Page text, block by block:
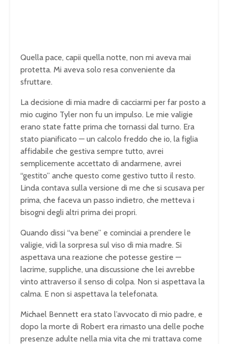
Quella pace, capii quella notte, non mi aveva mai
protetta. Mi aveva solo resa conveniente da
sfruttare.
La decisione di mia madre di cacciarmi per far posto a
mio cugino Tyler non fu un impulso. Le mie valigie
erano state fatte prima che tornassi dal turno. Era
stato pianificato — un calcolo freddo che io, la figlia
affidabile che gestiva sempre tutto, avrei
semplicemente accettato di andarmene, avrei
“gestito” anche questo come gestivo tutto il resto.
Linda contava sulla versione di me che si scusava per
prima, che faceva un passo indietro, che metteva i
bisogni degli altri prima dei propri.
Quando dissi “va bene” e cominciai a prendere le
valigie, vidi la sorpresa sul viso di mia madre. Si
aspettava una reazione che potesse gestire —
lacrime, suppliche, una discussione che lei avrebbe
vinto attraverso il senso di colpa. Non si aspettava la
calma. E non si aspettava la telefonata.
Michael Bennett era stato l’avvocato di mio padre, e
dopo la morte di Robert era rimasto una delle poche
presenze adulte nella mia vita che mi trattava come